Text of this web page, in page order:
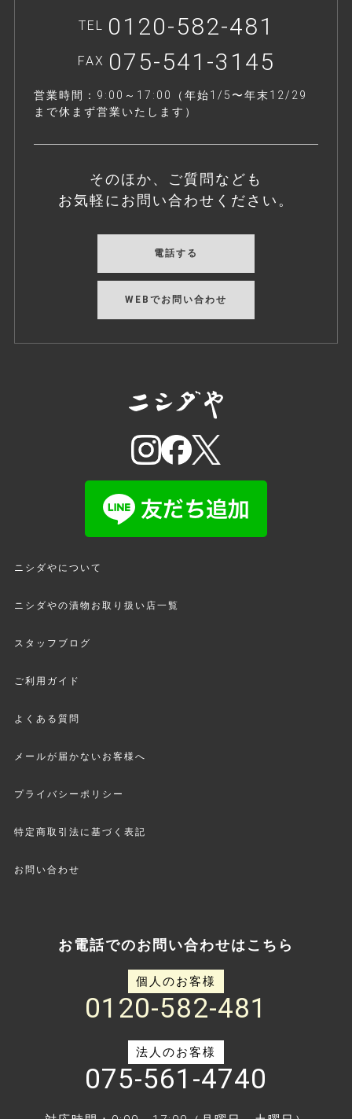
TEL 0120-582-481
FAX 075-541-3145
営業時間：9:00～17:00（年始1/5〜年末12/29
まで休まず営業いたします）
そのほか、ご質問なども
お気軽にお問い合わせください。
電話する
WEBでお問い合わせ
ニシダやについて
ニシダやの漬物お取り扱い店一覧
スタッフブログ
ご利用ガイド
よくある質問
メールが届かないお客様へ
プライバシーポリシー
特定商取引法に基づく表記
お問い合わせ
お電話でのお問い合わせはこちら
個人のお客様
0120-582-481
法人のお客様
075-561-4740